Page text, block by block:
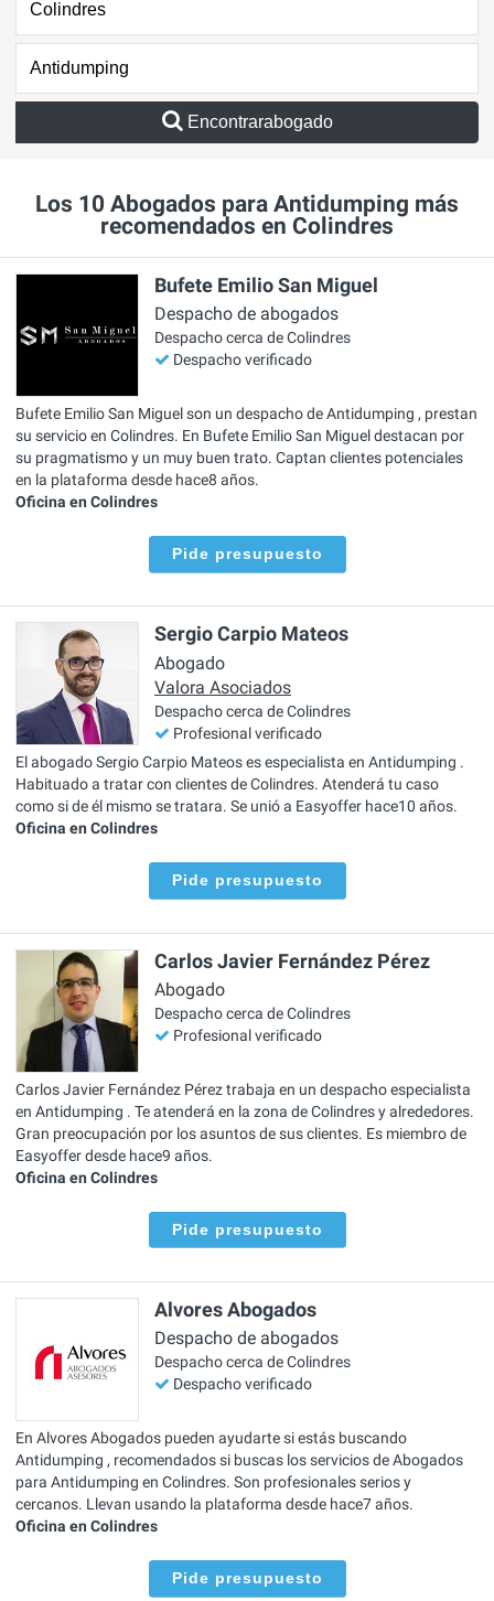
Encontrarabogado
Los 10 Abogados para Antidumping más
recomendados en Colindres
Bufete Emilio San Miguel
Despacho de abogados
Despacho cerca de Colindres
Despacho verificado
Bufete Emilio San Miguel son un despacho de Antidumping , prestan
su servicio en Colindres. En Bufete Emilio San Miguel destacan por
su pragmatismo y un muy buen trato. Captan clientes potenciales
en la plataforma desde hace8 años.
Oficina en Colindres
Pide presupuesto
Sergio Carpio Mateos
Abogado
Valora Asociados
Despacho cerca de Colindres
Profesional verificado
El abogado Sergio Carpio Mateos es especialista en Antidumping .
Habituado a tratar con clientes de Colindres. Atenderá tu caso
como si de él mismo se tratara. Se unió a Easyoffer hace10 años.
Oficina en Colindres
Pide presupuesto
Carlos Javier Fernández Pérez
Abogado
Despacho cerca de Colindres
Profesional verificado
Carlos Javier Fernández Pérez trabaja en un despacho especialista
en Antidumping . Te atenderá en la zona de Colindres y alrededores.
Gran preocupación por los asuntos de sus clientes. Es miembro de
Easyoffer desde hace9 años.
Oficina en Colindres
Pide presupuesto
Alvores Abogados
Despacho de abogados
Despacho cerca de Colindres
Despacho verificado
En Alvores Abogados pueden ayudarte si estás buscando
Antidumping , recomendados si buscas los servicios de Abogados
para Antidumping en Colindres. Son profesionales serios y
cercanos. Llevan usando la plataforma desde hace7 años.
Oficina en Colindres
Pide presupuesto